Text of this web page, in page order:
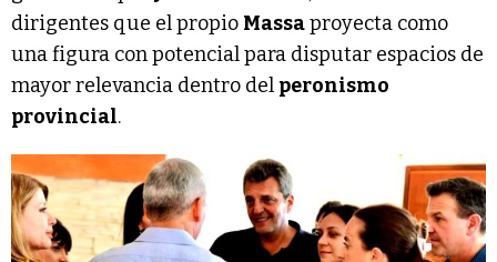
dirigentes que el propio Massaproyecta como
una figura con potencial para disputar espacios de
mayor relevancia dentro del peronismo
provincial.